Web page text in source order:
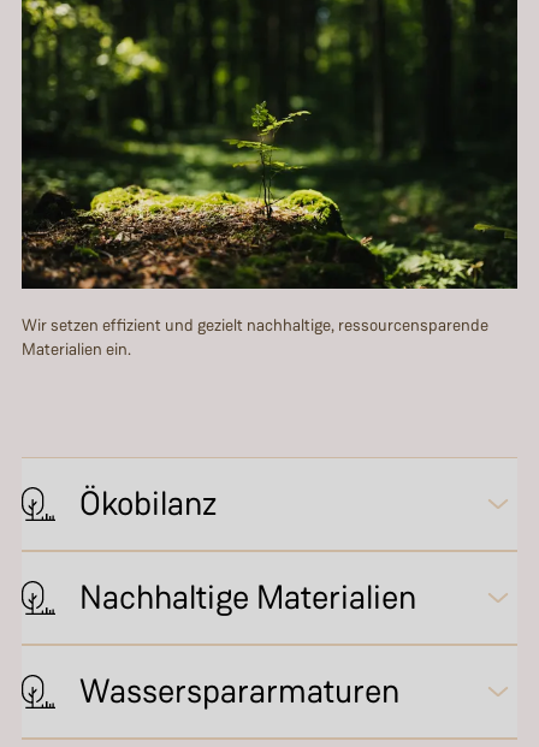
Wir setzen effizient und gezielt nachhaltige, ressourcensparende
Materialien ein.
Ökobilanz
Nachhaltige Materialien
Wasserspararmaturen